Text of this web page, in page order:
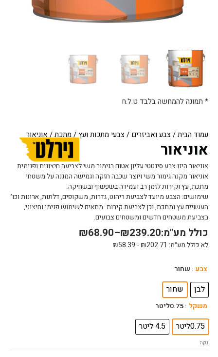
עמוד הבית/צבע ואביזרים /צבעי מתכות ועץ /מתכת/ אוניאור
אוניאור
אוניאור הינו צבע סינטטי עליון אטום בגימור משי לצביעה חיצונית ופנימית.
אוניאור מקנה גימור משי ויוצר שכבה חזקה וגמישה המגנה על משטחי
מתכת, עץ וקירות לזמן רב ועמידה בשפשוף ובשחיקה.
שימושים: הצבע מיועד לצביעת ריהוט, גדרות, משקופים, דלתות, ארונות וכו’
העשויים עץ ומתכת, וכן לצביעת קירות. מתאים לשימוש פנימי וחיצוני,
בצביעת משטחים חדשים ומשטחים צבועים.
₪68.90–₪239.20כולל מע"מ:
לא כולל מע״מ: ₪202.71
-
₪58.39
צבע : שחור
לבן שחור
משקל : 0.75ליטר
0.75ליטר 4.5 ליטר
נקה
כמות
אוניאור
* תמונה להמחשה בלבד ט.ל.ח